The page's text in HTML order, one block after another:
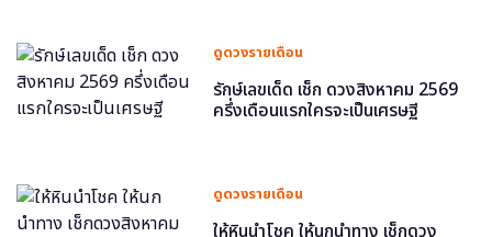
ดูดวงรายเดือน
รักษ์เลขเด็ด เช็ก ดวงสิงหาคม 2569
ครึ่งเดือนแรกใครจะเป็นเศรษฐี
ดูดวงรายเดือน
ให้หินนำโชค ให้นกนำทาง เช็กดวง